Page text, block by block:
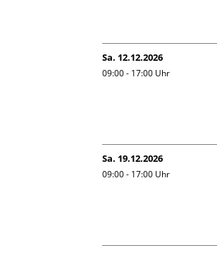
Sa. 12.12.2026
09:00 - 17:00 Uhr
Sa. 19.12.2026
09:00 - 17:00 Uhr